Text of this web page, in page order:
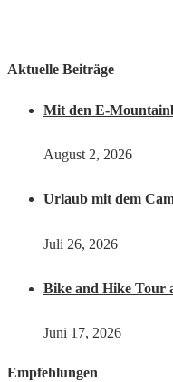
Aktuelle Beiträge
Mit den E-
August 2, 2026
Urlaub mit dem
Juli 26, 2026
Bike and Hike Tour
Juni 17, 2026
Empfehlungen